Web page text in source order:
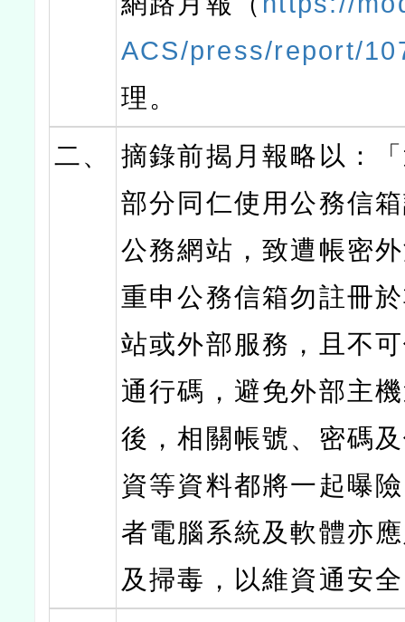
ACS/press/report/
理。
二、
摘錄前揭月報略以：
部分同仁使用公務信
公務網站，致遭帳密
重申公務信箱勿註冊
站或外部服務，且不
通行碼，避免外部主
後，相關帳號、密碼
資等資料都將一起曝
者電腦系統及軟體亦
及掃毒，以維資通安